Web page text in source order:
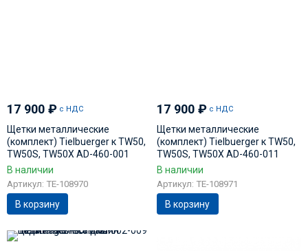
17 900 ₽ с НДС
Щетки металлические
(комплект) Tielbuerger к TW50,
TW50S, TW50X AD-460-001
В наличии
Артикул: TE-108970
В корзину
17 900₽ с НДС
Щетки металлические
(комплект) Tielbuerger к TW50,
TW50S, TW50X AD-460-011
В наличии
Артикул: TE-108971
В корзину